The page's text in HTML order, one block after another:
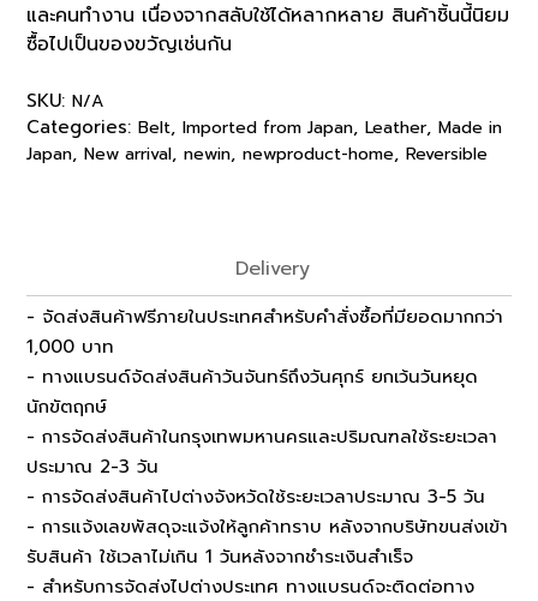
และคนทำงาน เนื่องจากสลับใช้ได้หลากหลาย สินค้าชิ้นนี้นิยม
ซื้อไปเป็นของขวัญเช่นกัน
SKU: N/A
Categories: Belt, Imported from Japan, Leather, Made in
Japan, New arrival, newin, newproduct-home, Reversible
Delivery
- จัดส่งสินค้าฟรีภายในประเทศสำหรับคำสั่งซื้อที่มียอดมากกว่า
1,000 บาท
- ทางแบรนด์จัดส่งสินค้าวันจันทร์ถึงวันศุกร์ ยกเว้นวันหยุด
นักขัตฤกษ์
- การจัดส่งสินค้าในกรุงเทพมหานครและปริมณฑลใช้ระยะเวลา
ประมาณ 2-3 วัน
- การจัดส่งสินค้าไปต่างจังหวัดใช้ระยะเวลาประมาณ 3-5 วัน
- การแจ้งเลขพัสดุจะแจ้งให้ลูกค้าทราบ หลังจากบริษัทขนส่งเข้า
รับสินค้า ใช้เวลาไม่เกิน 1 วันหลังจากชำระเงินสำเร็จ
- สำหรับการจัดส่งไปต่างประเทศ ทางแบรนด์จะติดต่อทาง